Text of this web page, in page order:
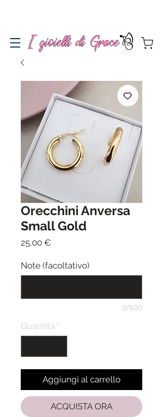
Orecchini Anversa
Small Gold
25,00 €
Note (facoltativo)
0/500
Quantità *
Aggiungi al carrello
ACQUISTA ORA